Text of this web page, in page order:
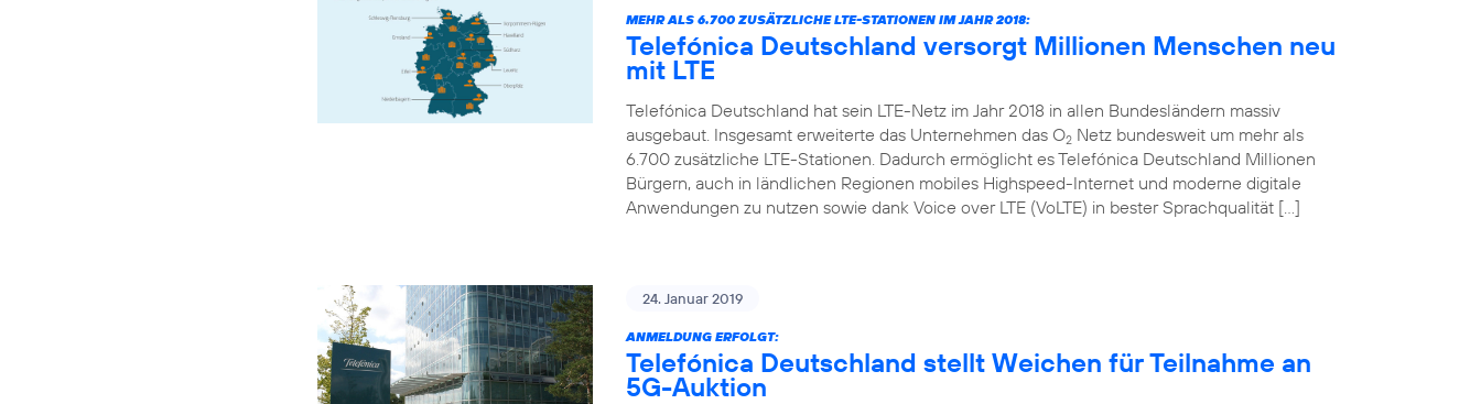
MEHR ALS 6.700 ZUSÄTZLICHE LTE-STATIONEN IM JAHR 2018:
Telefónica Deutschland versorgt Millionen Menschen neu
mit LTE
Telefónica Deutschland hat sein LTE-Netz im Jahr 2018 in allen Bundesländern massiv
ausgebaut. Insgesamt erweiterte das Unternehmen das O2 Netz bundesweit um mehr als
6.700 zusätzliche LTE-Stationen. Dadurch ermöglicht es Telefónica Deutschland Millionen
Bürgern, auch in ländlichen Regionen mobiles Highspeed-Internet und moderne digitale
Anwendungen zu nutzen sowie dank Voice over LTE (VoLTE) in bester Sprachqualität […]
24. Januar 2019
ANMELDUNG ERFOLGT:
Telefónica Deutschland stellt Weichen für Teilnahme an
5G-Auktion